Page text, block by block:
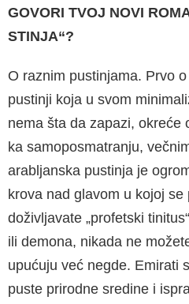
GOVORI TVOJ NOVI
STINJA“?
O raznim pustinjama. Prvo
pustinji koja u svom
nema šta da zapazi, okreće
ka samoposmatranju,
arabljanska pustinja je
krova nad glavom u kojoj
doživljavate „profetski
ili de­mona, nikada ne
upućuju već negde. Emirati
puste prirodne sredine i